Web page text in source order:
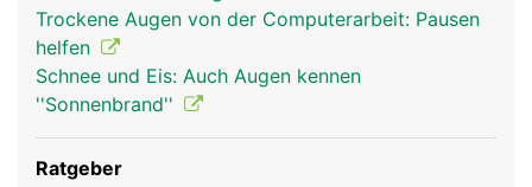
Trockene Augen von der Computerarbeit: Pausen
helfen
Schnee und Eis: Auch Augen kennen
''Sonnenbrand''
Ratgeber